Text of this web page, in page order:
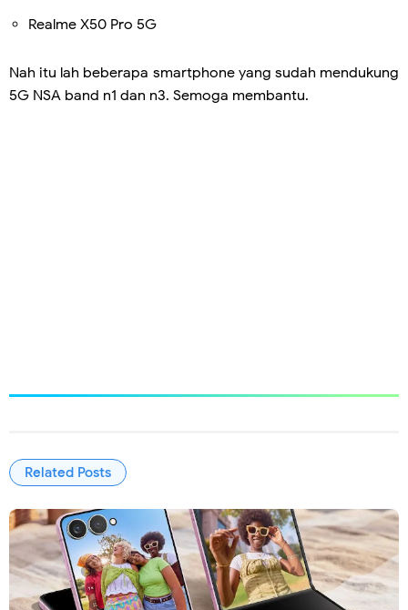
Realme X50 Pro 5G
Nah itu lah beberapa smartphone yang sudah mendukung
5G NSA band n1 dan n3. Semoga membantu.
Related Posts